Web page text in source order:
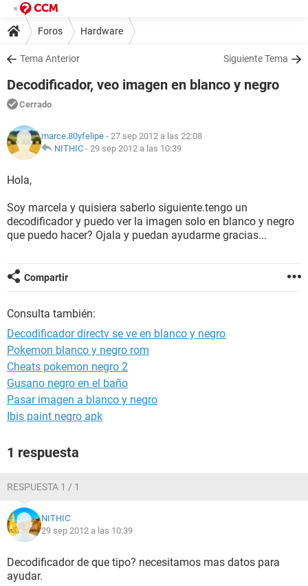
Foros Hardware
Tema Anterior Siguiente Tema
Decodificador, veo imagen en blanco y negro
Cerrado
marce.80yfelipe - 27 sep 2012 a las 22:08
NITHIC - 29 sep 2012 a las 10:39
Hola,
Soy marcela y quisiera saberlo siguiente.tengo un
decodificador y puedo ver la imagen solo en blanco y negro
que puedo hacer? Ojala y puedan ayudarme gracias...
Compartir
Consulta también:
Decodificador directv se ve en blanco y negro
Pokemon blanco y negro rom
Cheats pokemon negro 2
Gusano negro en el baño
Pasar imagen a blanco y negro
Ibis paint negro apk
1 respuesta
RESPUESTA 1 / 1
NITHIC
29 sep 2012 a las 10:39
Decodificador de que tipo? necesitamos mas datos para
ayudar.